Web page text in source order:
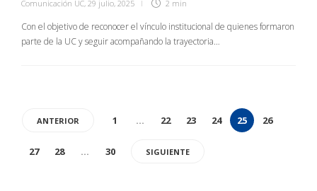
Comunicación UC, 29 julio, 2025 2 min
Con el objetivo de reconocer el vínculo institucional de quienes formaron
parte de la UC y seguir acompañando la trayectoria…
ANTERIOR 1 … 22 23 24 25 26
27 28 … 30 SIGUIENTE